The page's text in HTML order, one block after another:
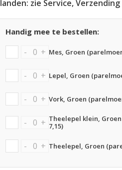
landen: zie Service,
Handig mee te bestellen:
- + Mes, Groen
- + Lepel, Groen
- + Vork, Groen
- + Theelepel klein,
7,15)
- + Theelepel, Groen